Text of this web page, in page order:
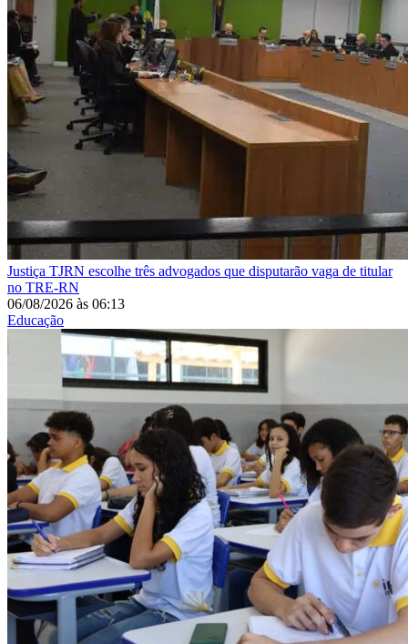
Justiça TJRN escolhe três advogados que disputarão vaga de titular
no TRE-RN
06/08/2026 às 06:13
Educação